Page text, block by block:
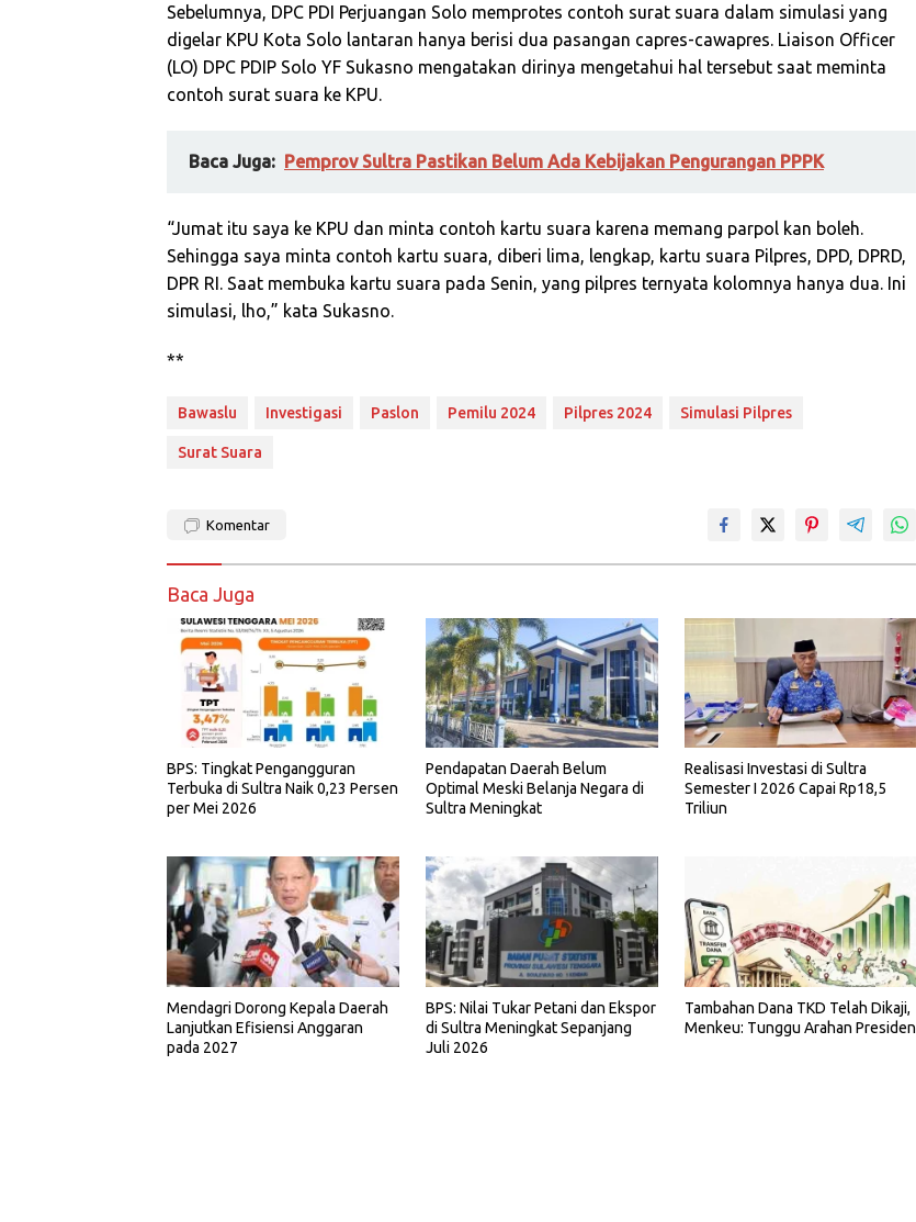
Sebelumnya, DPC PDI Perjuangan Solo memprotes contoh surat suara dalam simulasi yang
digelar KPU Kota Solo lantaran hanya berisi dua pasangan capres-cawapres. Liaison Officer
(LO) DPC PDIP Solo YF Sukasno mengatakan dirinya mengetahui hal tersebut saat meminta
contoh surat suara ke KPU.
Baca Juga: Pemprov Sultra Pastikan Belum Ada Kebijakan Pengurangan PPPK
“Jumat itu saya ke KPU dan minta contoh kartu suara karena memang parpol kan boleh.
Sehingga saya minta contoh kartu suara, diberi lima, lengkap, kartu suara Pilpres, DPD, DPRD,
DPR RI. Saat membuka kartu suara pada Senin, yang pilpres ternyata kolomnya hanya dua. Ini
simulasi, lho,” kata Sukasno.
**
Bawaslu Investigasi Paslon Pemilu 2024 Pilpres 2024 Simulasi Pilpres
Surat Suara
Komentar
Baca Juga
BPS: Tingkat Pengangguran
Terbuka di Sultra Naik 0,23 Persen
per Mei 2026
Pendapatan Daerah Belum
Optimal Meski Belanja Negara di
Sultra Meningkat
Realisasi Investasi di Sultra
Semester I 2026 Capai Rp18,5
Triliun
Mendagri Dorong Kepala Daerah
Lanjutkan Efisiensi Anggaran
pada 2027
BPS: Nilai Tukar Petani dan Ekspor
di Sultra Meningkat Sepanjang
Juli 2026
Tambahan Dana TKD Telah Dikaji,
Menkeu: Tunggu Arahan Presiden